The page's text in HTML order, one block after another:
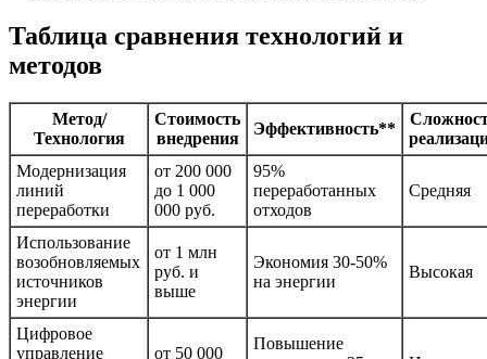
Таблица сравнения технологий и
методов
Метод/
Технология
Стоимость
внедрения
Эффективность**
Модернизация
линий
переработки
от 200 000
до 1 000
000 руб.
95%
переработанных
отходов
Средняя
Использование
возобновляемых
источников
энергии
от 1 млн
руб. и
выше
Экономия 30-50%
на энергии
Высокая
Цифровое
управление
от 50 000
Повышение